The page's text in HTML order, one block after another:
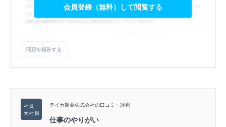
会員登録（無料）して閲覧する
問題を報告する
テイカ製薬株式会社の口コミ・評判
仕事のやりがい